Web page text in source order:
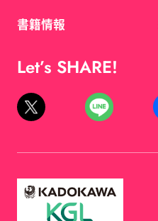
書籍情報
Let’s SHARE!